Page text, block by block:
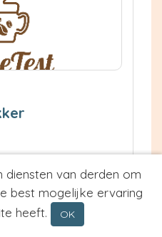
Neem contact op
diensten van derden om
best mogelijke ervaring
heeft.
OK